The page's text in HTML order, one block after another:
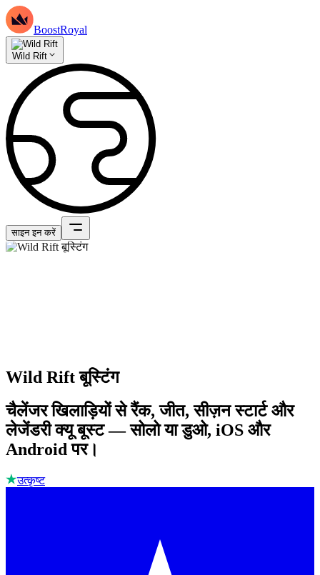
BoostRoyal
Wild Rift
साइन इन करें
Wild Rift बूस्टिंग
चैलेंजर खिलाड़ियों से रैंक, जीत, सीज़न स्टार्ट और
लेजेंडरी क्यू बूस्ट — सोलो या डुओ, iOS और
Android पर।
उत्कृष्ट